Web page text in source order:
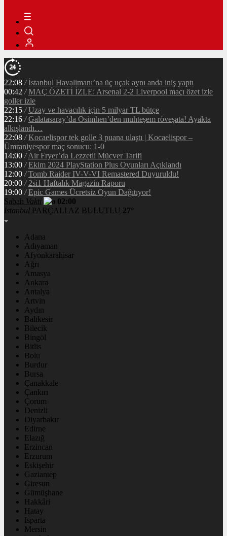
22:08 / İstanbul Havalimanı’na üç uçak aynı anda iniş yaptı
00:42 / MAÇ ÖZETİ İZLE: Arsenal 2-2 Liverpool maçı özet izle
goller izle
22:15 / Uzay ve havacılık için 5 milyar TL bütçe
22:16 / Galatasaray’da Osimhen’den muhteşem röveşata! Ayakta
alkışlandı…
22:08 / Kocaelispor tek golle 3 puana ulaştı | Kocaelispor –
Ümraniyespor maç sonucu: 1-0
14:00 / Air Fryer’da Lezzetli Mücver Tarifi
13:00 / Ekim 2024 PlayStation Plus Oyunları Açıklandı
12:00 / Tomb Raider IV-V-VI Remastered Duyuruldu!
20:00 / 2si1 Haftalık Magazin Raporu
19:00 / Epic Games Ücretsiz Oyun Dağıtıyor!
Sabah Vakti
02:00
İstanbul PARÇALI AZ BULUTLU 27°
Adana
Adıyaman
Afyonkarahisar
Ağrı
Amasya
Ankara
Antalya
Artvin
Aydın
Balıkesir
Bilecik
Bingöl
Bitlis
Bolu
Burdur
Bursa
Çanakkale
Çankırı
Çorum
Denizli
Diyarbakır
Edirne
Elazığ
Erzincan
Erzurum
Eskişehir
Gaziantep
Giresun
Gümüşhane
Hakkâri
Hatay
Isparta
Mersin